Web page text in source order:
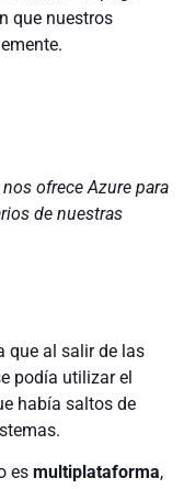
que nuestros
ofrece Azure para
de nuestras
que al salir de las
podía utilizar el
había saltos de
es multiplataforma,